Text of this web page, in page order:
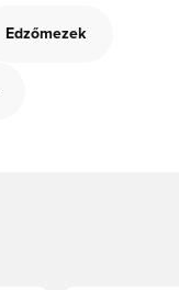
Edzőmezek